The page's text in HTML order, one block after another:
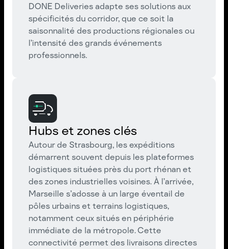
DONE Deliveries adapte ses solutions aux
spécificités du corridor, que ce soit la
saisonnalité des productions régionales ou
l’intensité des grands événements
professionnels.
Hubs et zones clés
Autour de Strasbourg, les expéditions
démarrent souvent depuis les plateformes
logistiques situées près du port rhénan et
des zones industrielles voisines. À l’arrivée,
Marseille s’adosse à un large éventail de
pôles urbains et terrains logistiques,
notamment ceux situés en périphérie
immédiate de la métropole. Cette
connectivité permet des livraisons directes